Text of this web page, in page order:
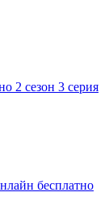
2 сезон 3 серия
бесплатно